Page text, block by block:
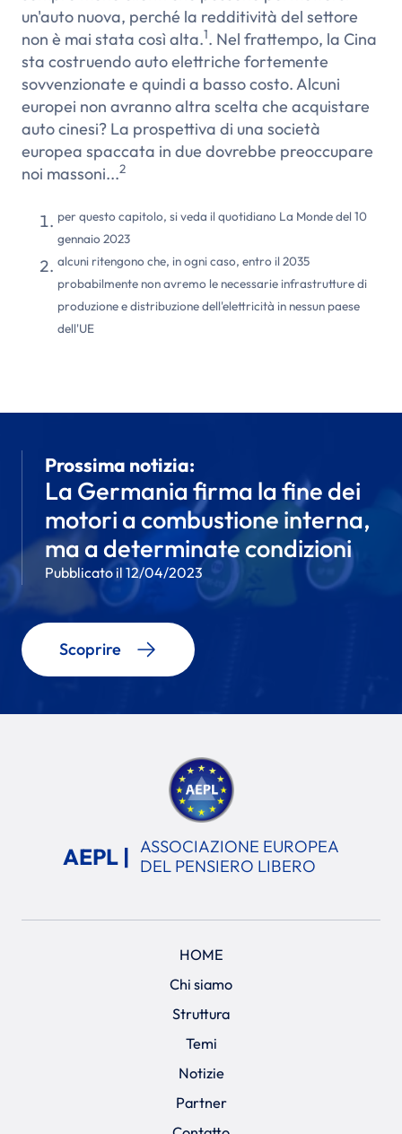
un'auto nuova, perché la redditività del settore
non è mai stata così alta.1. Nel frattempo, la Cina
sta costruendo auto elettriche fortemente
sovvenzionate e quindi a basso costo. Alcuni
europei non avranno altra scelta che acquistare
auto cinesi? La prospettiva di una società
europea spaccata in due dovrebbe preoccupare
noi massoni...2
per questo capitolo, si veda il quotidiano La Monde del 10
gennaio 2023
alcuni ritengono che, in ogni caso, entro il 2035
probabilmente non avremo le necessarie infrastrutture di
produzione e distribuzione dell'elettricità in nessun paese
dell'UE
Prossima notizia:
La Germania firma la fine dei
motori a combustione interna,
ma a determinate condizioni
Pubblicato il 12/04/2023
Scoprire
AEPL | ASSOCIAZIONE EUROPEA
DEL PENSIERO LIBERO
HOME
Chi siamo
Struttura
Temi
Notizie
Partner